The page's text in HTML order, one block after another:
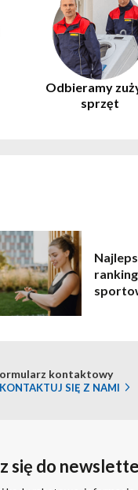
Odbieramy
sprzęt
kontaktowy
SIĘ Z NAMI
się do